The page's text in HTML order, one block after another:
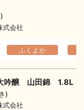
式会社
ふくよか
吟醸 山田錦 1.8L
)
式会社